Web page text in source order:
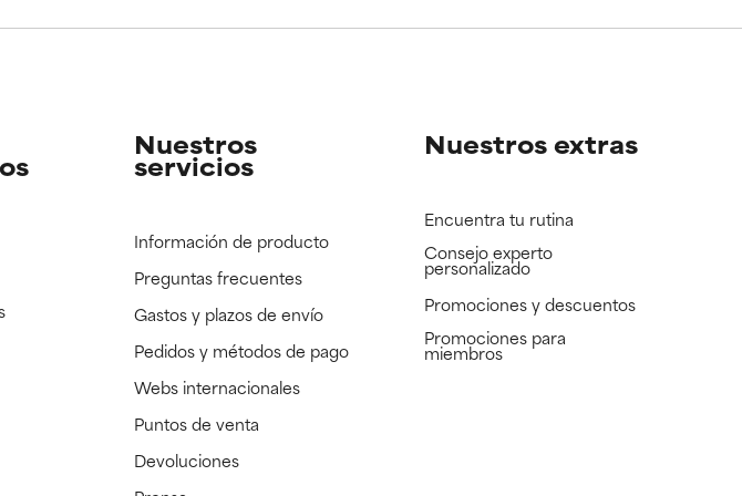
disponible pendiente de revisar.
disponible pendiente de revisar.
Nuestros
servicios
Información de producto
Preguntas frecuentes
Gastos y plazos de envío
Pedidos y métodos de pago
Webs internacionales
Puntos de venta
Devoluciones
Nuestros extras
Encuentra tu rutina
Consejo experto
personalizado
Promociones y descuentos​
Promociones para
miembros